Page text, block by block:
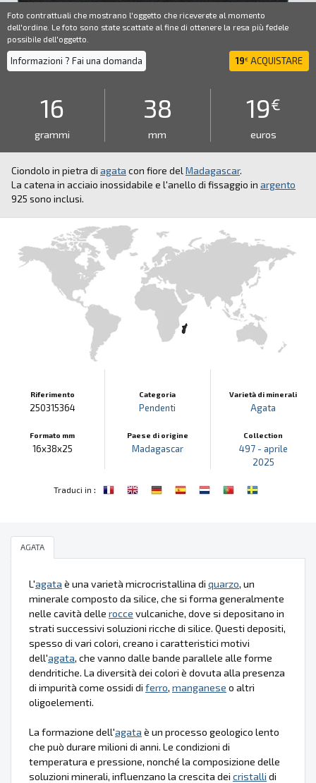
Foto contrattuali che mostrano l'oggetto che riceverete al momento
dell'ordine. Le foto sono state scattate al fine di ottenere la resa più fedele
possibile dell'oggetto.
Informazioni ? Fai una domanda 19€ ACQUISTARE
16
grammi
38
mm
19€
euros
Ciondolo in pietra di agata con fiore del Madagascar.
La catena in acciaio inossidabile e l'anello di fissaggio in argento
925 sono inclusi.
Riferimento
250315364
Formato mm
16x38x25
Categoria
Pendenti
Paese di origine
Madagascar
Varietà di minerali
Agata
Collection
497 - aprile
2025
Traduci in :
AGATA
L'agata è una varietà microcristallina di quarzo, un
minerale composto da silice, che si forma generalmente
nelle cavità delle rocce vulcaniche, dove si depositano in
strati successivi soluzioni ricche di silice. Questi depositi,
spesso di vari colori, creano i caratteristici motivi
dell'agata, che vanno dalle bande parallele alle forme
dendritiche. La diversità dei colori è dovuta alla presenza
di impurità come ossidi di ferro, manganese o altri
oligoelementi.
La formazione dell'agata è un processo geologico lento
che può durare milioni di anni. Le condizioni di
temperatura e pressione, nonché la composizione delle
soluzioni minerali, influenzano la crescita dei cristalli di